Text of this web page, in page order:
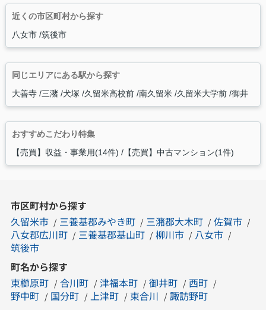
近くの市区町村から探す
八女市 筑後市
同じエリアにある駅から探す
大善寺 三潴 犬塚 久留米高校前 南久留米 久留米大学前 御井
おすすめこだわり特集
【売買】収益・事業用(14件) 【売買】中古マンション(1件)
市区町村から探す
久留米市
三養基郡みやき町 三潴郡大木町
佐賀市
八女郡広川町
三養基郡基山町 柳川市
八女市
筑後市
町名から探す
東櫛原町
合川町 津福本町 御井町
西町
野中町
国分町 上津町 東合川
諏訪野町